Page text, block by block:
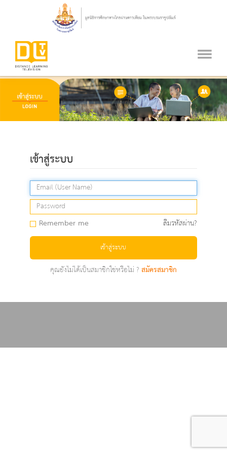
เข้าสู่ระบบ
Remember me ลืมรหัสผ่าน?
เข้าสู่ระบบ
คุณยังไม่ได้เป็นสมาชิกใช่หรือไม่ ?สมัครสมาชิก